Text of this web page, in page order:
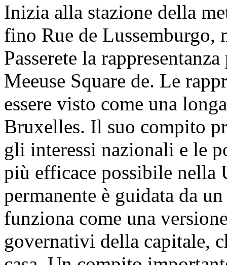
Inizia alla stazione della
fino Rue de Lussemburgo,
Passerete la
Meeuse Square de. Le
essere visto come una
Bruxelles. Il suo compito
gli interessi nazionali e le
più efficace possibile nella
permanente è guidata da
funziona come una
governativi della capitale,